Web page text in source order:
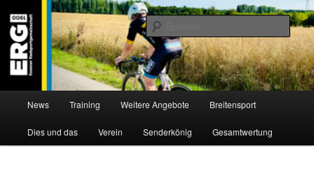
Inhalt
wechseln
ERG 1900 e.V
Willkommen bei der Essener Radsportgemeinschaft
News Training Weitere Angebote Breitensport
Dies und das Verein Senderkönig Gesamtwertung